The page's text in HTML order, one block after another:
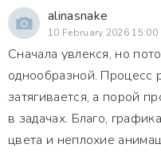
alinasnake
10 February 2026 15:00
Сначала увлекся, но
однообразной. Процесс
затягивается, а порой
в задачах. Благо,
цвета и неплохие